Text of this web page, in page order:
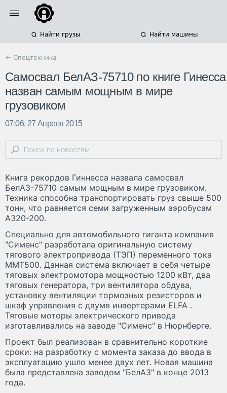
Найти грузы Найти машины
← Спецтехника
Самосвал БелАЗ-75710 по книге Гинесса
назван самым мощным в мире
грузовиком
07:06, 27 Апреля 2015
Книга рекордов Гиннесса назвала самосвал
БелАЗ-75710 самым мощным в мире грузовиком.
Техника способна транспортировать груз свыше 500
тонн, что равняется семи загруженным аэробусам
А320-200.
Специально для автомобильного гиганта компания
"Сименс" разработала оригинальную систему
тягового электропривода (ТЭП) переменного тока
MMT500. Данная система включает в себя четыре
тяговых электромотора мощностью 1200 кВт, два
тяговых генератора, три вентилятора обдува,
установку вентиляции тормозных резисторов и
шкаф управления с двумя инвертерами ELFA .
Тяговые моторы электрического привода
изготавливались на заводе "Сименс" в Нюрнберге.
Проект был реализован в сравнительно короткие
сроки: на разработку с момента заказа до ввода в
эксплуатацию ушло менее двух лет. Новая машина
была представлена заводом "БелАЗ" в конце 2013
года.